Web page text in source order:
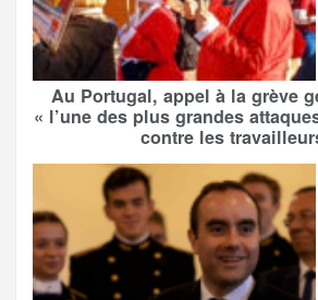
Au Portugal, appel à la grève
« l’une des plus grandes
contre les